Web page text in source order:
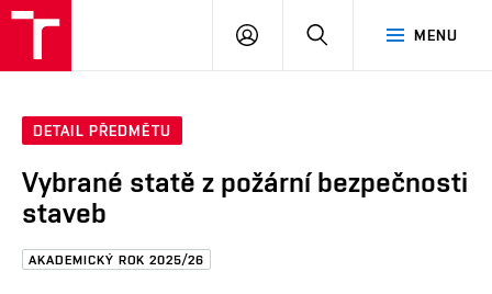
Brno
MENU
PŘIHLÁSIT
DETAIL PŘEDMĚTU
Vybrané statě z požární bezpečnosti
staveb
AKADEMICKÝ ROK 2025/26